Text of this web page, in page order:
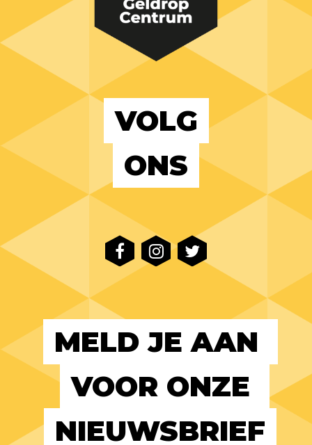
VOLG
ONS
MELD JE AAN
VOOR ONZE
NIEUWSBRIEF